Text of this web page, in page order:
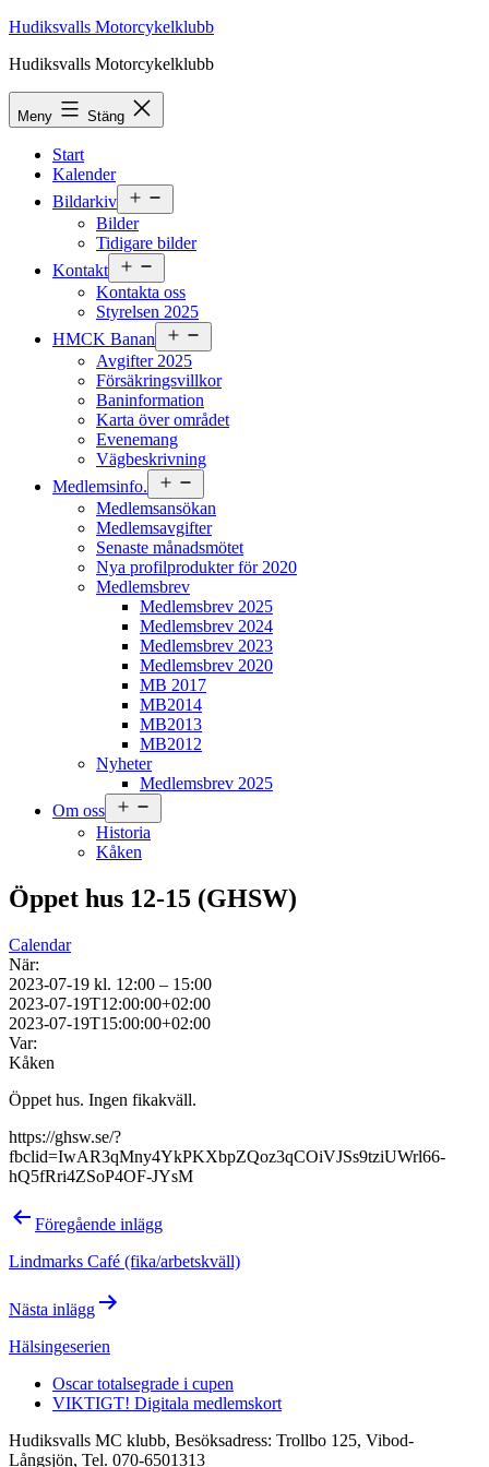
Hoppa
innehåll
Hudiksvalls Motorcykelklubb
Hudiksvalls Motorcykelklubb
Meny Stäng
Start
Kalender
Bildarkiv
meny
Bilder
Tidigare bilder
Kontakt
meny
Kontakta oss
Styrelsen 2025
HMCK Banan
meny
Avgifter 2025
Försäkringsvillkor
Baninformation
Karta över området
Evenemang
Vägbeskrivning
Medlemsinfo.
meny
Medlemsansökan
Medlemsavgifter
Senaste månadsmötet
Nya profilprodukter för 2020
Medlemsbrev
Medlemsbrev 2025
Medlemsbrev 2024
Medlemsbrev 2023
Medlemsbrev 2020
MB 2017
MB2014
MB2013
MB2012
Nyheter
Medlemsbrev 2025
Om oss
meny
Historia
Kåken
Öppet hus 12-15 (GHSW)
Calendar
När:
2023-07-19 kl. 12:00 – 15:00
2023-07-19T12:00:00+02:00
2023-07-19T15:00:00+02:00
Var:
Kåken
Öppet hus. Ingen fikakväll.
https://ghsw.se/?
fbclid=IwAR3qMny4YkPKXbpZQoz3qCOiVJSs9tziUWrl66-
hQ5fRri4ZSoP4OF-JYsM
Inläggsnavigering
Föregående inlägg
Lindmarks Café (fika/arbetskväll)
Nästa inlägg
Hälsingeserien
Oscar totalsegrade i cupen
VIKTIGT! Digitala medlemskort
Hudiksvalls MC klubb, Besöksadress: Trollbo 125, Vibod-
Långsjön, Tel. 070-6501313